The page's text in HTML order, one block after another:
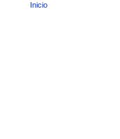
Inicio